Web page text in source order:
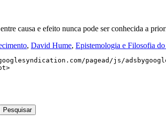
causa e efeito nunca pode ser conhecida a
, David Hume, Epistemologia e Filosofia
pagead/js/